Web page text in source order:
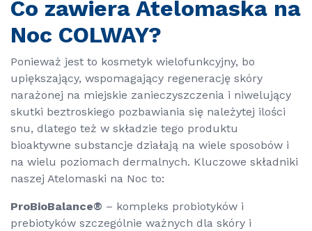
Co zawiera Atelomaska na
Noc COLWAY?
Ponieważ jest to kosmetyk wielofunkcyjny, bo
upiększający, wspomagający regenerację skóry
narażonej na miejskie zanieczyszczenia i niwelujący
skutki beztroskiego pozbawiania się należytej ilości
snu, dlatego też w składzie tego produktu
bioaktywne substancje działają na wiele sposobów i
na wielu poziomach dermalnych. Kluczowe składniki
naszej Atelomaski na Noc to:
ProBioBalance® – kompleks probiotyków i
prebiotyków szczególnie ważnych dla skóry i